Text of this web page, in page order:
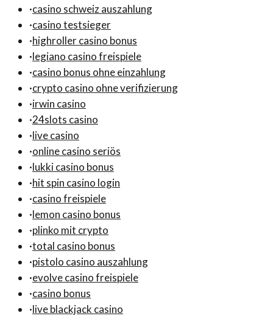
·casino schweiz auszahlung
·casino testsieger
·highroller casino bonus
·legiano casino freispiele
·casino bonus ohne einzahlung
·crypto casino ohne verifizierung
·irwin casino
·24slots casino
·live casino
·online casino seriös
·lukki casino bonus
·hit spin casino login
·casino freispiele
·lemon casino bonus
·plinko mit crypto
·total casino bonus
·pistolo casino auszahlung
·evolve casino freispiele
·casino bonus
·live blackjack casino